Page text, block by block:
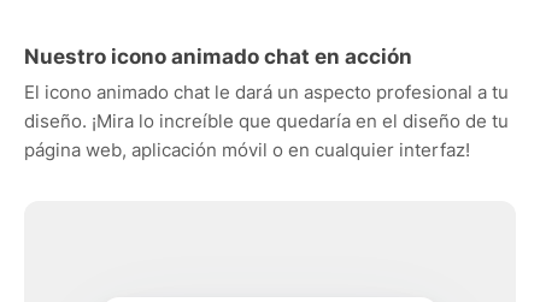
Nuestro icono animado chat en acción
El icono animado chat le dará un aspecto profesional a tu
diseño. ¡Mira lo increíble que quedaría en el diseño de tu
página web, aplicación móvil o en cualquier interfaz!